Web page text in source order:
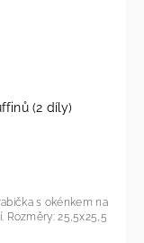
(2 díly)